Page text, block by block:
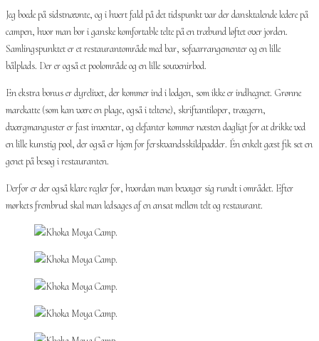
Jeg boede på sidstnævnte, og i hvert fald på det tidspunkt var der dansktalende ledere på
campen, hvor man bor i ganske komfortable telte på en træbund løftet over jorden.
Samlingspunktet er et restaurantområde med bar, sofaarrangementer og en lille
bålplads. Der er også et poolområde og en lille souvenirbod.
En ekstra bonus er dyrelivet, der kommer ind i lodgen, som ikke er indhegnet. Grønne
marekatte (som kan være en plage, også i teltene), skriftantiloper, træegern,
dværgmanguster er fast inventar, og elefanter kommer næsten dagligt for at drikke ved
en lille kunstig pool, der også er hjem for ferskvandsskildpadder. Én enkelt gæst fik set en
genet på besøg i restauranten.
Derfor er der også klare regler for, hvordan man bevæger sig rundt i området. Efter
mørkets frembrud skal man ledsages af en ansat mellem telt og restaurant.